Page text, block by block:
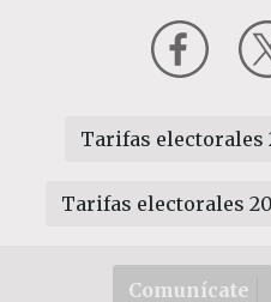
Tarifas electorales
Tarifas electorales
Comunícate